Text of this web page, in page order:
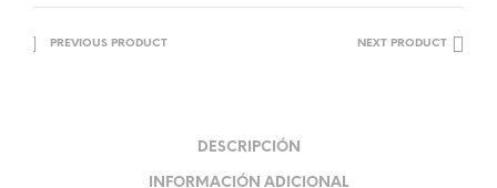
PREVIOUS PRODUCT NEXT PRODUCT
DESCRIPCIÓN
INFORMACIÓN ADICIONAL